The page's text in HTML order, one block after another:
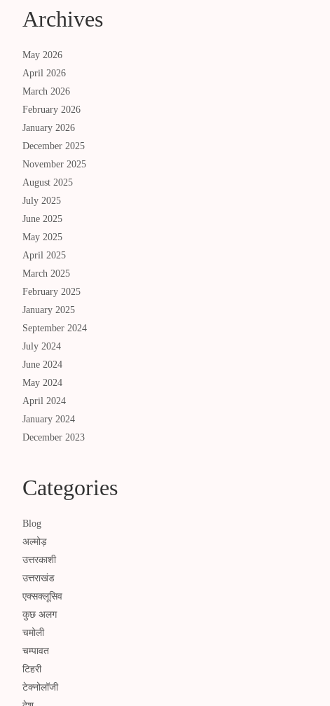
Archives
May 2026
April 2026
March 2026
February 2026
January 2026
December 2025
November 2025
August 2025
July 2025
June 2025
May 2025
April 2025
March 2025
February 2025
January 2025
September 2024
July 2024
June 2024
May 2024
April 2024
January 2024
December 2023
Categories
Blog
अल्मोड़
उत्तरकाशी
उत्तराखंड
एक्सक्लूसिव
कुछ अलग
चमोली
चम्पावत
टिहरी
टेक्नोलॉजी